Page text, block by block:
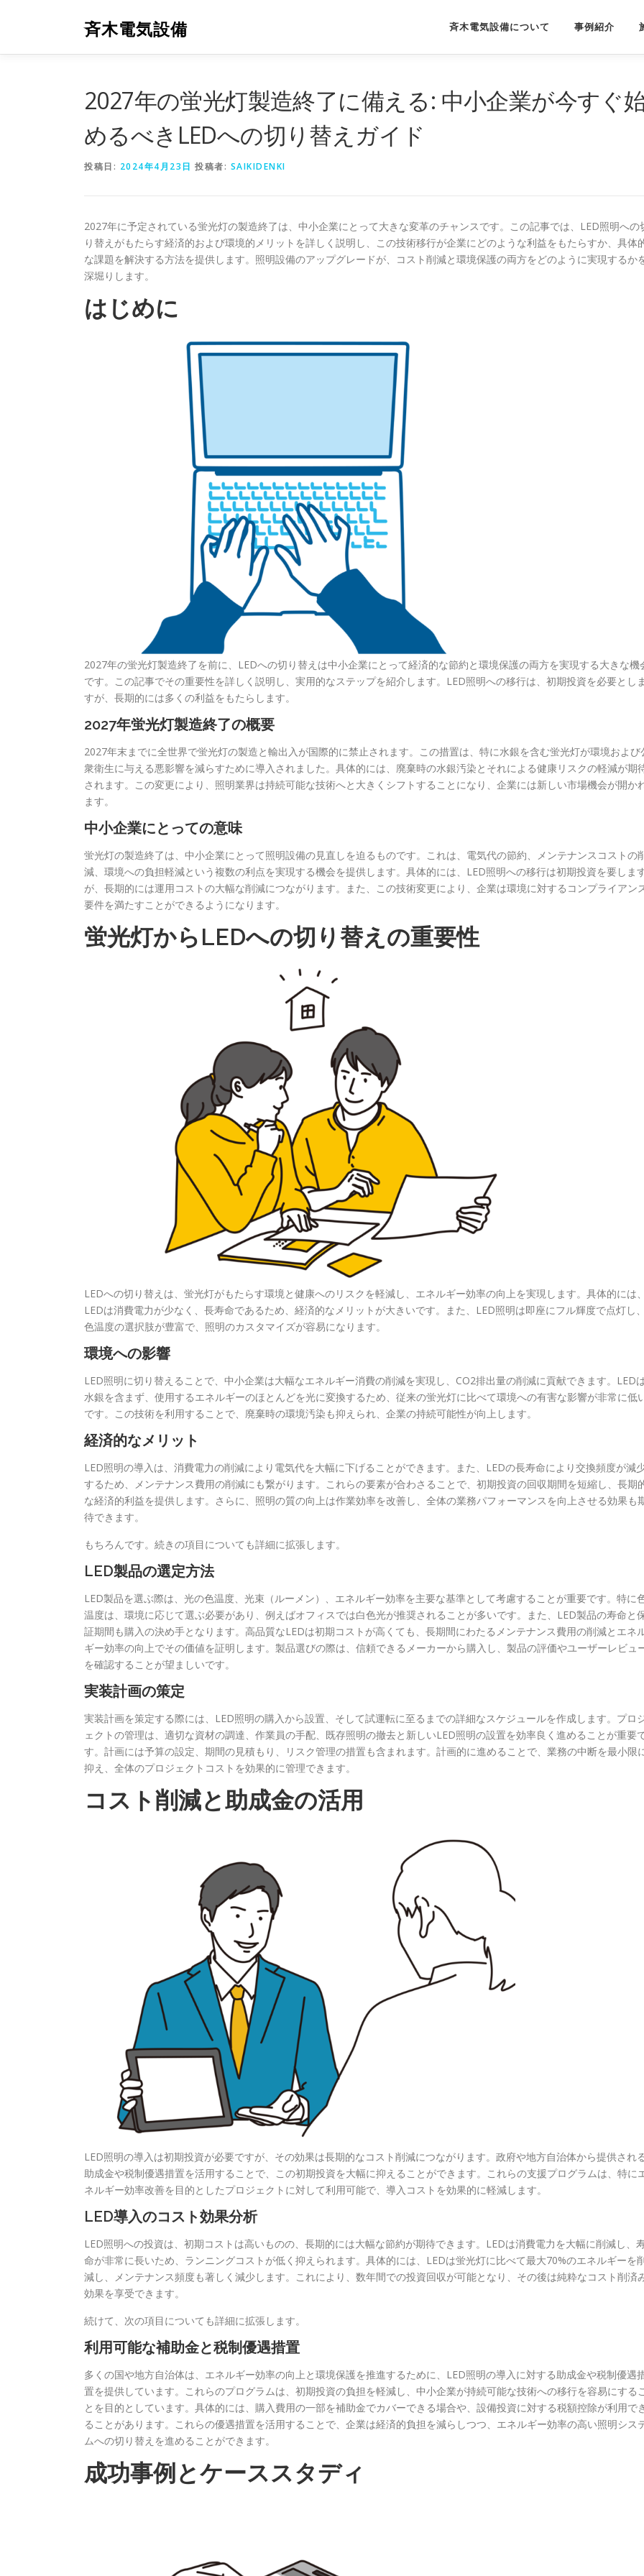
ン
斉木電気設備 斉木電気設備について 事例紹介
2027年の蛍光灯製造終了に備える: 中小企業が今すぐ
めるべきLEDへの切り替えガイド
投稿日: 2024年4月23日 投稿者: SAIKIDENKI
2027年に予定されている蛍光灯の製造終了は、中小企業にとって大きな変革のチャンスです。この記事では、LED照明への
り替えがもたらす経済的および環境的メリットを詳しく説明し、この技術移行が企業にどのような利益をもたらすか、具体
な課題を解決する方法を提供します。照明設備のアップグレードが、コスト削減と環境保護の両方をどのように実現するか
深堀りします。
はじめに
2027年の蛍光灯製造終了を前に、LEDへの切り替えは中小企業にとって経済的な節約と環境保護の両方を実現する大きな機
です。この記事でその重要性を詳しく説明し、実用的なステップを紹介します。LED照明への移行は、初期投資を必要としま
すが、長期的には多くの利益をもたらします。
2027年蛍光灯製造終了の概要
2027年末までに全世界で蛍光灯の製造と輸出入が国際的に禁止されます。この措置は、特に水銀を含む蛍光灯が環境および
衆衛生に与える悪影響を減らすために導入されました。具体的には、廃棄時の水銀汚染とそれによる健康リスクの軽減が期
されます。この変更により、照明業界は持続可能な技術へと大きくシフトすることになり、企業には新しい市場機会が開か
ます。
中小企業にとっての意味
蛍光灯の製造終了は、中小企業にとって照明設備の見直しを迫るものです。これは、電気代の節約、メンテナンスコストの
減、環境への負担軽減という複数の利点を実現する機会を提供します。具体的には、LED照明への移行は初期投資を要しま
が、長期的には運用コストの大幅な削減につながります。また、この技術変更により、企業は環境に対するコンプライアン
要件を満たすことができるようになります。
蛍光灯からLEDへの切り替えの重要性
LEDへの切り替えは、蛍光灯がもたらす環境と健康へのリスクを軽減し、エネルギー効率の向上を実現します。具体的には、
LEDは消費電力が少なく、長寿命であるため、経済的なメリットが大きいです。また、LED照明は即座にフル輝度で点灯し、
色温度の選択肢が豊富で、照明のカスタマイズが容易になります。
環境への影響
LED照明に切り替えることで、中小企業は大幅なエネルギー消費の削減を実現し、CO2排出量の削減に貢献できます。LED
水銀を含まず、使用するエネルギーのほとんどを光に変換するため、従来の蛍光灯に比べて環境への有害な影響が非常に低
です。この技術を利用することで、廃棄時の環境汚染も抑えられ、企業の持続可能性が向上します。
経済的なメリット
LED照明の導入は、消費電力の削減により電気代を大幅に下げることができます。また、LEDの長寿命により交換頻度が減
するため、メンテナンス費用の削減にも繋がります。これらの要素が合わさることで、初期投資の回収期間を短縮し、長期
な経済的利益を提供します。さらに、照明の質の向上は作業効率を改善し、全体の業務パフォーマンスを向上させる効果も
待できます。
もちろんです。続きの項目についても詳細に拡張します。
LED製品の選定方法
LED製品を選ぶ際は、光の色温度、光束（ルーメン）、エネルギー効率を主要な基準として考慮することが重要です。特に
温度は、環境に応じて選ぶ必要があり、例えばオフィスでは白色光が推奨されることが多いです。また、LED製品の寿命と
証期間も購入の決め手となります。高品質なLEDは初期コストが高くても、長期間にわたるメンテナンス費用の削減とエネ
ギー効率の向上でその価値を証明します。製品選びの際は、信頼できるメーカーから購入し、製品の評価やユーザーレビュ
を確認することが望ましいです。
実装計画の策定
実装計画を策定する際には、LED照明の購入から設置、そして試運転に至るまでの詳細なスケジュールを作成します。プロ
ェクトの管理は、適切な資材の調達、作業員の手配、既存照明の撤去と新しいLED照明の設置を効率良く進めることが重要
す。計画には予算の設定、期間の見積もり、リスク管理の措置も含まれます。計画的に進めることで、業務の中断を最小限
抑え、全体のプロジェクトコストを効果的に管理できます。
コスト削減と助成金の活用
LED照明の導入は初期投資が必要ですが、その効果は長期的なコスト削減につながります。政府や地方自治体から提供され
助成金や税制優遇措置を活用することで、この初期投資を大幅に抑えることができます。これらの支援プログラムは、特に
ネルギー効率改善を目的としたプロジェクトに対して利用可能で、導入コストを効果的に軽減します。
LED導入のコスト効果分析
LED照明への投資は、初期コストは高いものの、長期的には大幅な節約が期待できます。LEDは消費電力を大幅に削減し、
命が非常に長いため、ランニングコストが低く抑えられます。具体的には、LEDは蛍光灯に比べて最大70%のエネルギーを
減し、メンテナンス頻度も著しく減少します。これにより、数年間での投資回収が可能となり、その後は純粋なコスト削済
効果を享受できます。
続けて、次の項目についても詳細に拡張します。
利用可能な補助金と税制優遇措置
多くの国や地方自治体は、エネルギー効率の向上と環境保護を推進するために、LED照明の導入に対する助成金や税制優遇
置を提供しています。これらのプログラムは、初期投資の負担を軽減し、中小企業が持続可能な技術への移行を容易にするこ
とを目的としています。具体的には、購入費用の一部を補助金でカバーできる場合や、設備投資に対する税額控除が利用で
ることがあります。これらの優遇措置を活用することで、企業は経済的負担を減らしつつ、エネルギー効率の高い照明シス
ムへの切り替えを進めることができます。
成功事例とケーススタディ